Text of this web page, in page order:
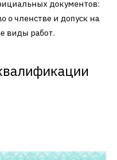
документов:
о членстве и допуск на
виды работ.